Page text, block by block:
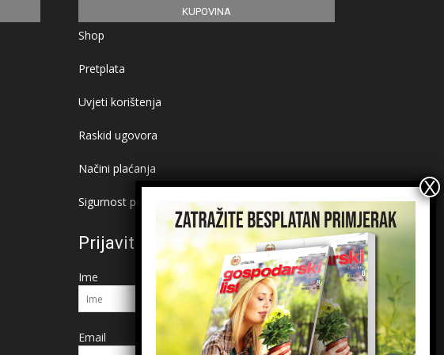
KUPOVINA
Shop
Pretplata
Uvjeti korištenja
Raskid ugovora
Načini plaćanja
Sigurnost plaćanja
Prijavite se na newsletter
Ime
Email